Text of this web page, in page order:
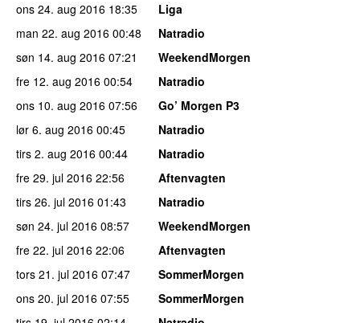
ons 24. aug 2016 18:35
Liga
man 22. aug 2016 00:48
Natradio
søn 14. aug 2016 07:21
WeekendMorgen
fre 12. aug 2016 00:54
Natradio
ons 10. aug 2016 07:56
Go’ Morgen P3
lør 6. aug 2016 00:45
Natradio
tirs 2. aug 2016 00:44
Natradio
fre 29. jul 2016 22:56
Aftenvagten
tirs 26. jul 2016 01:43
Natradio
søn 24. jul 2016 08:57
WeekendMorgen
fre 22. jul 2016 22:06
Aftenvagten
tors 21. jul 2016 07:47
SommerMorgen
ons 20. jul 2016 07:55
SommerMorgen